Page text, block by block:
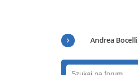
Andrea Bocelli